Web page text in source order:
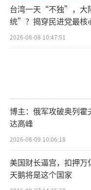
台湾一天“不独”，大
统”？揭穿民进党最核
2026-08-08 10:47:51
博主：俄军攻破奥列霍
达高峰
2026-08-09 10:06:18
美国财长逼宫，扣押
天鹅将是这个国家